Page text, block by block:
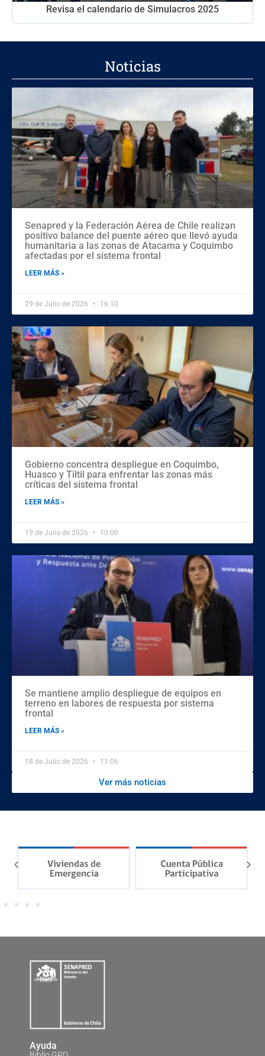
Revisa el calendario de Simulacros 2025
Noticias
Senapred y la Federación Aérea de Chile realizan
positivo balance del puente aéreo que llevó ayuda
humanitaria a las zonas de Atacama y Coquimbo
afectadas por el sistema frontal
LEER MÁS »
29 de Julio de 2026 16:10
Gobierno concentra despliegue en Coquimbo,
Huasco y Tiltil para enfrentar las zonas más
críticas del sistema frontal
LEER MÁS »
19 de Julio de 2026 10:00
Se mantiene amplio despliegue de equipos en
terreno en labores de respuesta por sistema
frontal
LEER MÁS »
18 de Julio de 2026 11:06
Ver más noticias
Ayuda